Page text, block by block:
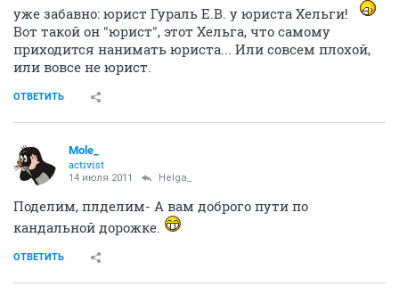
уже забавно: юрист Гураль Е.В. у юриста Хельги!
Вот такой он "юрист", этот Хельга, что самому
приходится нанимать юриста... Или совсем плохой,
или вовсе не юрист.
ОТВЕТИТЬ
Mole_
activist
14 июля 2011 Helga_
Поделим, плделим- А вам доброго пути по
кандальной дорожке.
ОТВЕТИТЬ